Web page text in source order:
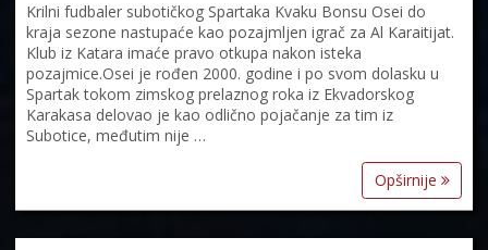
Krilni fudbaler subotičkog Spartaka Kvaku Bonsu Osei do
kraja sezone nastupaće kao pozajmljen igrač za Al Karaitijat.
Klub iz Katara imaće pravo otkupa nakon isteka
pozajmice.Osei je rođen 2000. godine i po svom dolasku u
Spartak tokom zimskog prelaznog roka iz Ekvadorskog
Karakasa delovao je kao odlično pojačanje za tim iz
Subotice, međutim nije …
Opširnije